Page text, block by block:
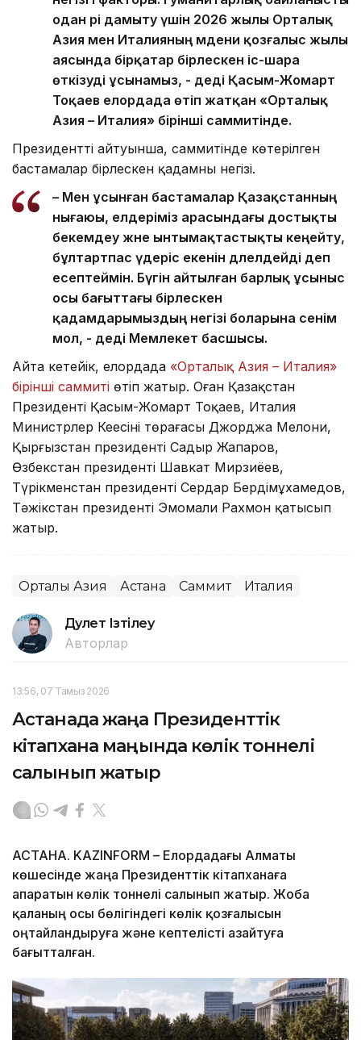
одан әрі дамыту үшін 2026 жылы Орталық
Азия мен Италияның мәдени қозғалыс жылы
аясында бірқатар бірлескен іс-шара
өткізуді ұсынамыз, - деді Қасым-Жомарт
Тоқаев елордада өтіп жатқан «Орталық
Азия – Италия» бірінші саммитінде.
Президенттің айтуынша, саммитінде көтерілген
бастамалар бірлескен қадамның негізі.
– Мен ұсынған бастамалар Қазақстанның
нығаюы, елдеріміз арасындағы достықты
бекемдеу және ынтымақтастықты кеңейту,
бұлтартпас үдеріс екенін дәлелдейді деп
есептеймін. Бүгін айтылған барлық ұсыныс
осы бағыттағы бірлескен
қадамдарымыздың негізі боларына сенім
мол, - деді Мемлекет басшысы.
Айта кетейік, елордада «Орталық Азия – Италия»
бірінші саммиті өтіп жатыр. Оған Қазақстан
Президенті Қасым-Жомарт Тоқаев, Италия
Министрлер Кеңесінің төрағасы Джорджа Мелони,
Қырғызстан президенті Садыр Жапаров,
Өзбекстан президенті Шавкат Мирзиёев,
Түрікменстан президенті Сердар Бердімұхамедов,
Тәжікстан президенті Эмомали Рахмон қатысып
жатыр.
Орталық Азия Астана Саммит Италия
Дәулет Ізтілеу
Авторлар
13:56, 07 Тамыз 2026
Астанада жаңа Президенттік
кітапхана маңында көлік тоннелі
салынып жатыр
АСТАНА. KAZINFORM – Елордадағы Алматы
көшесінде жаңа Президенттік кітапханаға
апаратын көлік тоннелі салынып жатыр. Жоба
қаланың осы бөлігіндегі көлік қозғалысын
оңтайландыруға және кептелісті азайтуға
бағытталған.